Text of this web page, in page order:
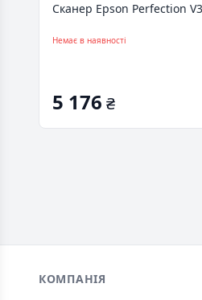
Сканер Epson Perfection
Немає в наявності
5 176 ₴
Footer
КОМПАНІЯ